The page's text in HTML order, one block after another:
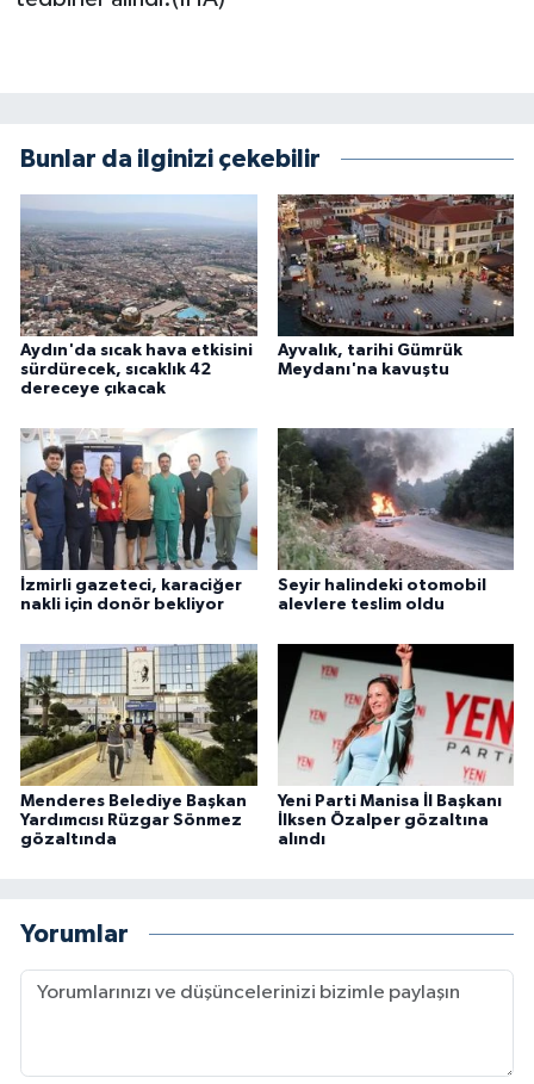
Bunlar da ilginizi çekebilir
Aydın'da sıcak hava etkisini
sürdürecek, sıcaklık 42
dereceye çıkacak
Ayvalık, tarihi Gümrük
Meydanı'na kavuştu
İzmirli gazeteci, karaciğer
nakli için donör bekliyor
Seyir halindeki otomobil
alevlere teslim oldu
Menderes Belediye Başkan
Yardımcısı Rüzgar Sönmez
gözaltında
Yeni Parti Manisa İl Başkanı
İlksen Özalper gözaltına
alındı
Yorumlar